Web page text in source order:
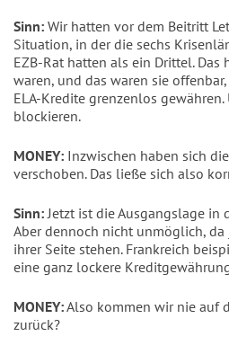
Sinn: Wir hatten vor dem Beitritt
Situation, in der die sechs
EZB-Rat hatten als ein Drittel. Das
waren, und das waren sie
ELA-Kredite grenzenlos
blockieren.
MONEY: Inzwischen haben sich
verschoben. Das ließe sich also
Sinn:Jetzt ist die Ausgangslage in
Aber dennoch nicht unmöglich, da
ihrer Seite stehen. Frankreich
eine ganz lockere
MONEY:Also kommen wir nie auf
zurück?